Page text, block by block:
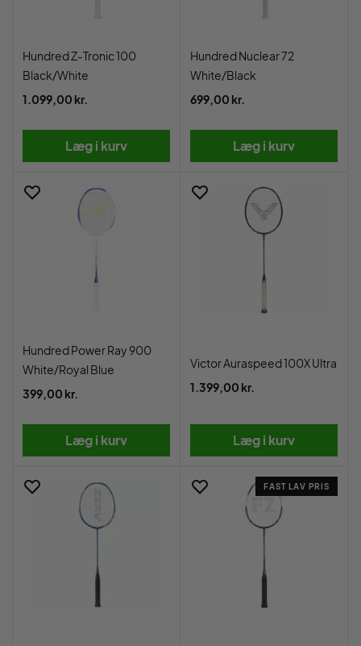
Hundred Z-Tronic 100
Black/White
1.099,00 kr.
Læg i kurv
Hundred Nuclear 72
White/Black
699,00 kr.
Læg i kurv
Hundred Power Ray 900
White/Royal Blue
399,00 kr.
Læg i kurv
Victor Auraspeed 100X Ultra
1.399,00 kr.
Læg i kurv
FAST LAV PRIS